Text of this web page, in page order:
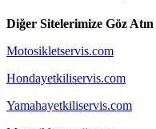
Diğer Sitelerimize Göz Atın
Motosikletservis.com
Hondayetkiliservis.com
Yamahayetkiliservis.com